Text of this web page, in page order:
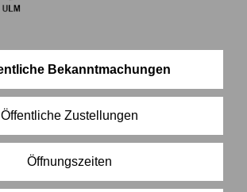
Bekanntmachungen
Öffentliche Zustellungen
Öffnungszeiten